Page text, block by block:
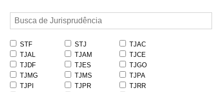
STF STJ
TJAC
TJAL
TJAM
TJCE
TJDF
TJES
TJGO
TJMG
TJMS
TJPA
TJPI
TJPR
TJRR